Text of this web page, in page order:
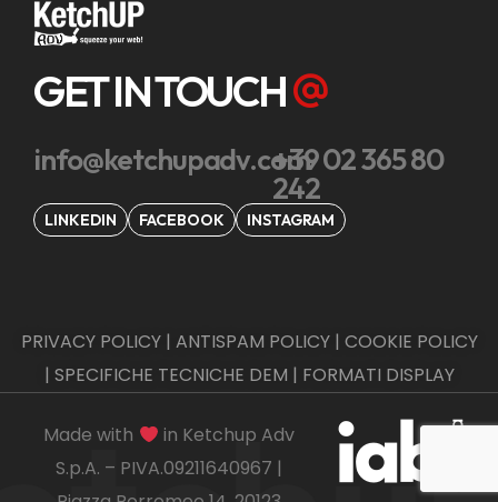
GET IN TOUCH
info@ketchupadv.com+39 02 365 80
242
LINKEDIN FACEBOOK INSTAGRAM
PRIVACY POLICY| ANTISPAM POLICY| COOKIE POLICY
| SPECIFICHE TECNICHE DEM | FORMATI DISPLAY
Made with
in Ketchup Adv
S.p.A. – PIVA.09211640967 |